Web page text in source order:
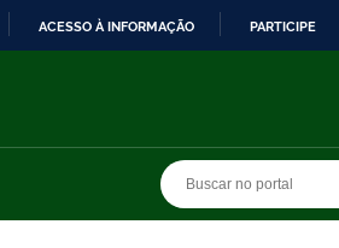
ACESSO À INFORMAÇÃO PARTICIPE